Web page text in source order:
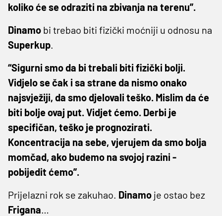
koliko će se odraziti na zbivanja na terenu”.
Dinamo bi trebao biti fizički moćniji u odnosu na
Superkup.
“Sigurni smo da bi trebali biti fizički bolji.
Vidjelo se čak i sa strane da nismo onako
najsvježiji, da smo djelovali teško. Mislim da će
biti bolje ovaj put. Vidjet ćemo. Derbi je
specifičan, teško je prognozirati.
Koncentracija na sebe, vjerujem da smo bolja
momčad, ako budemo na svojoj razini -
pobijedit ćemo”.
Prijelazni rok se zakuhao. Dinamo je ostao bez
Frigana…